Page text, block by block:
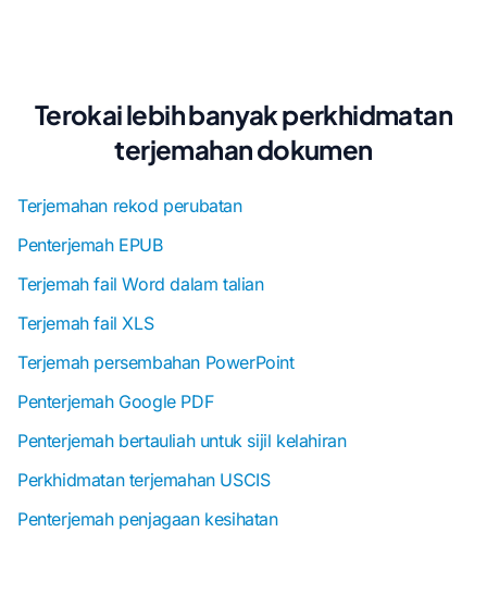
Terokai lebih banyak perkhidmatan
terjemahan dokumen
Terjemahan rekod perubatan
Penterjemah EPUB
Terjemah fail Word dalam talian
Terjemah fail XLS
Terjemah persembahan PowerPoint
Penterjemah Google PDF
Penterjemah bertauliah untuk sijil kelahiran
Perkhidmatan terjemahan USCIS
Penterjemah penjagaan kesihatan